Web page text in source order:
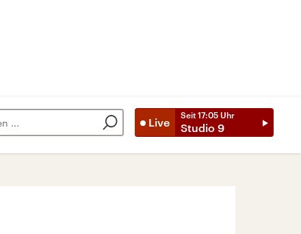
Live
Seit 17:05 Uhr
Studio 9